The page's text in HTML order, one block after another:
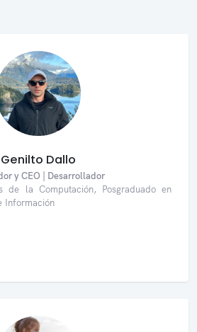
Genilto Dallo
y CEO | Desarrollador
de la Computación, Posgraduado en
Información